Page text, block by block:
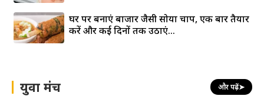
घर पर बनाएं बाजार जैसी सोया चाप, एक बार तैयार
करें और कई दिनों तक उठाएं...
युवा मंच और पढ़ें➤